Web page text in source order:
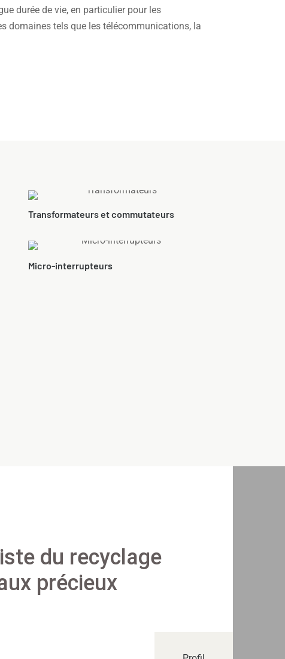
durée de vie, en particulier pour les
domaines tels que les télécommunications, la
Transformateurs et commutateurs
Micro-interrupteurs
du recyclage
précieux